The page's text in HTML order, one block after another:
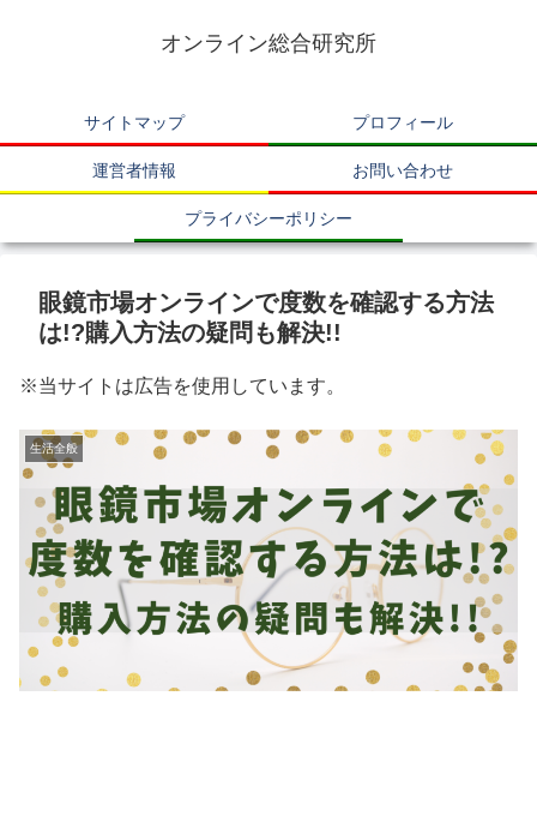
オンライン総合研究所
サイトマップ プロフィール
運営者情報 お問い合わせ
プライバシーポリシー
眼鏡市場オンラインで度数を確認する方法
は!?購入方法の疑問も解決!!
※当サイトは広告を使用しています。
生活全般